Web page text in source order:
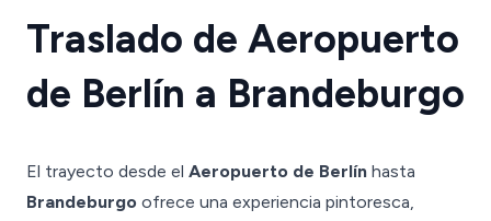
Traslado de Aeropuerto
de Berlín a Brandeburgo
El trayecto desde el Aeropuerto de Berlín hasta
Brandeburgo ofrece una experiencia pintoresca,